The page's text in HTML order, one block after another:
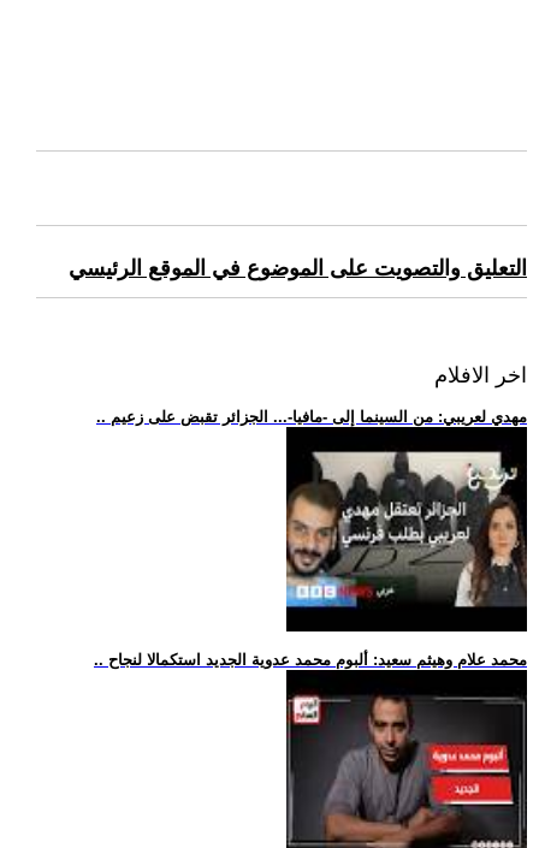
التعليق والتصويت على الموضوع في الموقع الرئيسي
اخر الافلام
.. مهدي لعريبي: من السينما إلى -مافيا-... الجزائر تقبض على زعيم
.. محمد علام وهيثم سعيد: ألبوم محمد عدوية الجديد استكمالا لنجاح